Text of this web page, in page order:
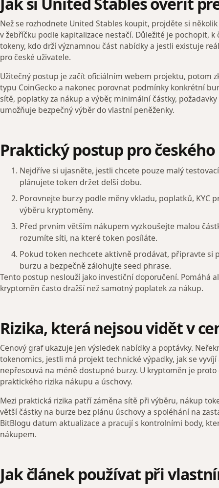
Než se rozhodnete United Stables koupit, projděte si
v žebříčku podle kapitalizace nestačí. Důležité je pochopit,
tokeny, kdo drží významnou část nabídky a jestli existuje
pro české uživatele.
Užitečný postup je začít oficiálním webem projektu, potom
typu CoinGecko a nakonec porovnat podmínky konkrétní
sítě, poplatky za nákup a výběr, minimální částky,
umožňuje bezpečný výběr do vlastní peněženky.
Praktický postup pro
Nejdříve si ujasněte, jestli chcete pouze malý
plánujete token držet delší dobu.
Porovnejte burzy podle měny vkladu, poplatků, KYC
výběru kryptoměny.
Před prvním větším nákupem vyzkoušejte malou
rozumíte síti, na které token posíláte.
Pokud token nechcete aktivně prodávat, připravte si
burzu a bezpečně zálohujte seed phrase.
Tento postup neslouží jako investiční doporučení. Pomáhá
kryptoměn často dražší než samotný poplatek za nákup.
Rizika, která nejsou vidět v
Cenový graf ukazuje jen výsledek nabídky a poptávky.
tokenomics, jestli má projekt technické výpadky, jak se
nepřesouvá na méně dostupné burzy. U kryptoměn je
praktického rizika nákupu a úschovy.
Mezi praktická rizika patří záměna sítě při výběru, nákup
větší částky na burze bez plánu úschovy a spoléhání na
BitBlogu datum aktualizace a pracují s kontrolními body,
nákupem.
Jak článek používat při